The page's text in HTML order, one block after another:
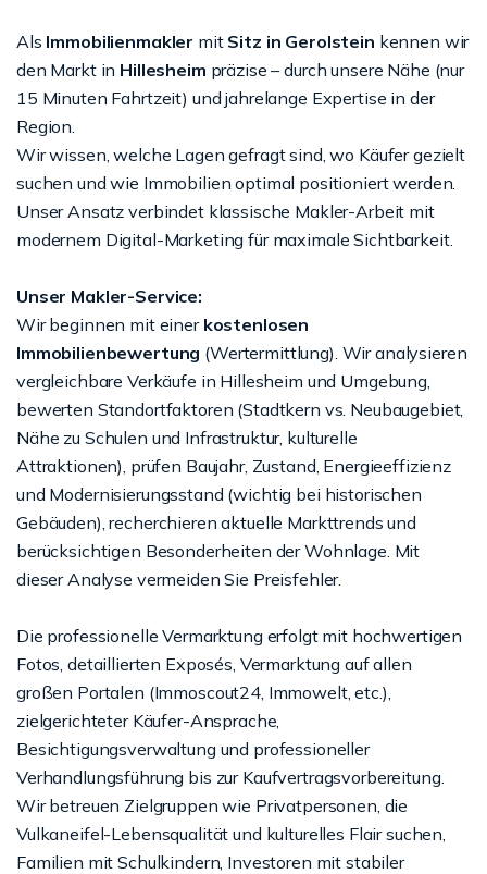
Als Immobilienmakler mit Sitz in Gerolstein kennen wir
den Markt in Hillesheim präzise – durch unsere Nähe (nur
15 Minuten Fahrtzeit) und jahrelange Expertise in der
Region.
Wir wissen, welche Lagen gefragt sind, wo Käufer gezielt
suchen und wie Immobilien optimal positioniert werden.
Unser Ansatz verbindet klassische Makler-Arbeit mit
modernem Digital-Marketing für maximale Sichtbarkeit.
Unser Makler-Service:
Wir beginnen mit einer kostenlosen
Immobilienbewertung (Wertermittlung). Wir analysieren
vergleichbare Verkäufe in Hillesheim und Umgebung,
bewerten Standortfaktoren (Stadtkern vs. Neubaugebiet,
Nähe zu Schulen und Infrastruktur, kulturelle
Attraktionen), prüfen Baujahr, Zustand, Energieeffizienz
und Modernisierungsstand (wichtig bei historischen
Gebäuden), recherchieren aktuelle Markttrends und
berücksichtigen Besonderheiten der Wohnlage. Mit
dieser Analyse vermeiden Sie Preisfehler.
Die professionelle Vermarktung erfolgt mit hochwertigen
Fotos, detaillierten Exposés, Vermarktung auf allen
großen Portalen (Immoscout24, Immowelt, etc.),
zielgerichteter Käufer-Ansprache,
Besichtigungsverwaltung und professioneller
Verhandlungsführung bis zur Kaufvertragsvorbereitung.
Wir betreuen Zielgruppen wie Privatpersonen, die
Vulkaneifel-Lebensqualität und kulturelles Flair suchen,
Familien mit Schulkindern, Investoren mit stabiler